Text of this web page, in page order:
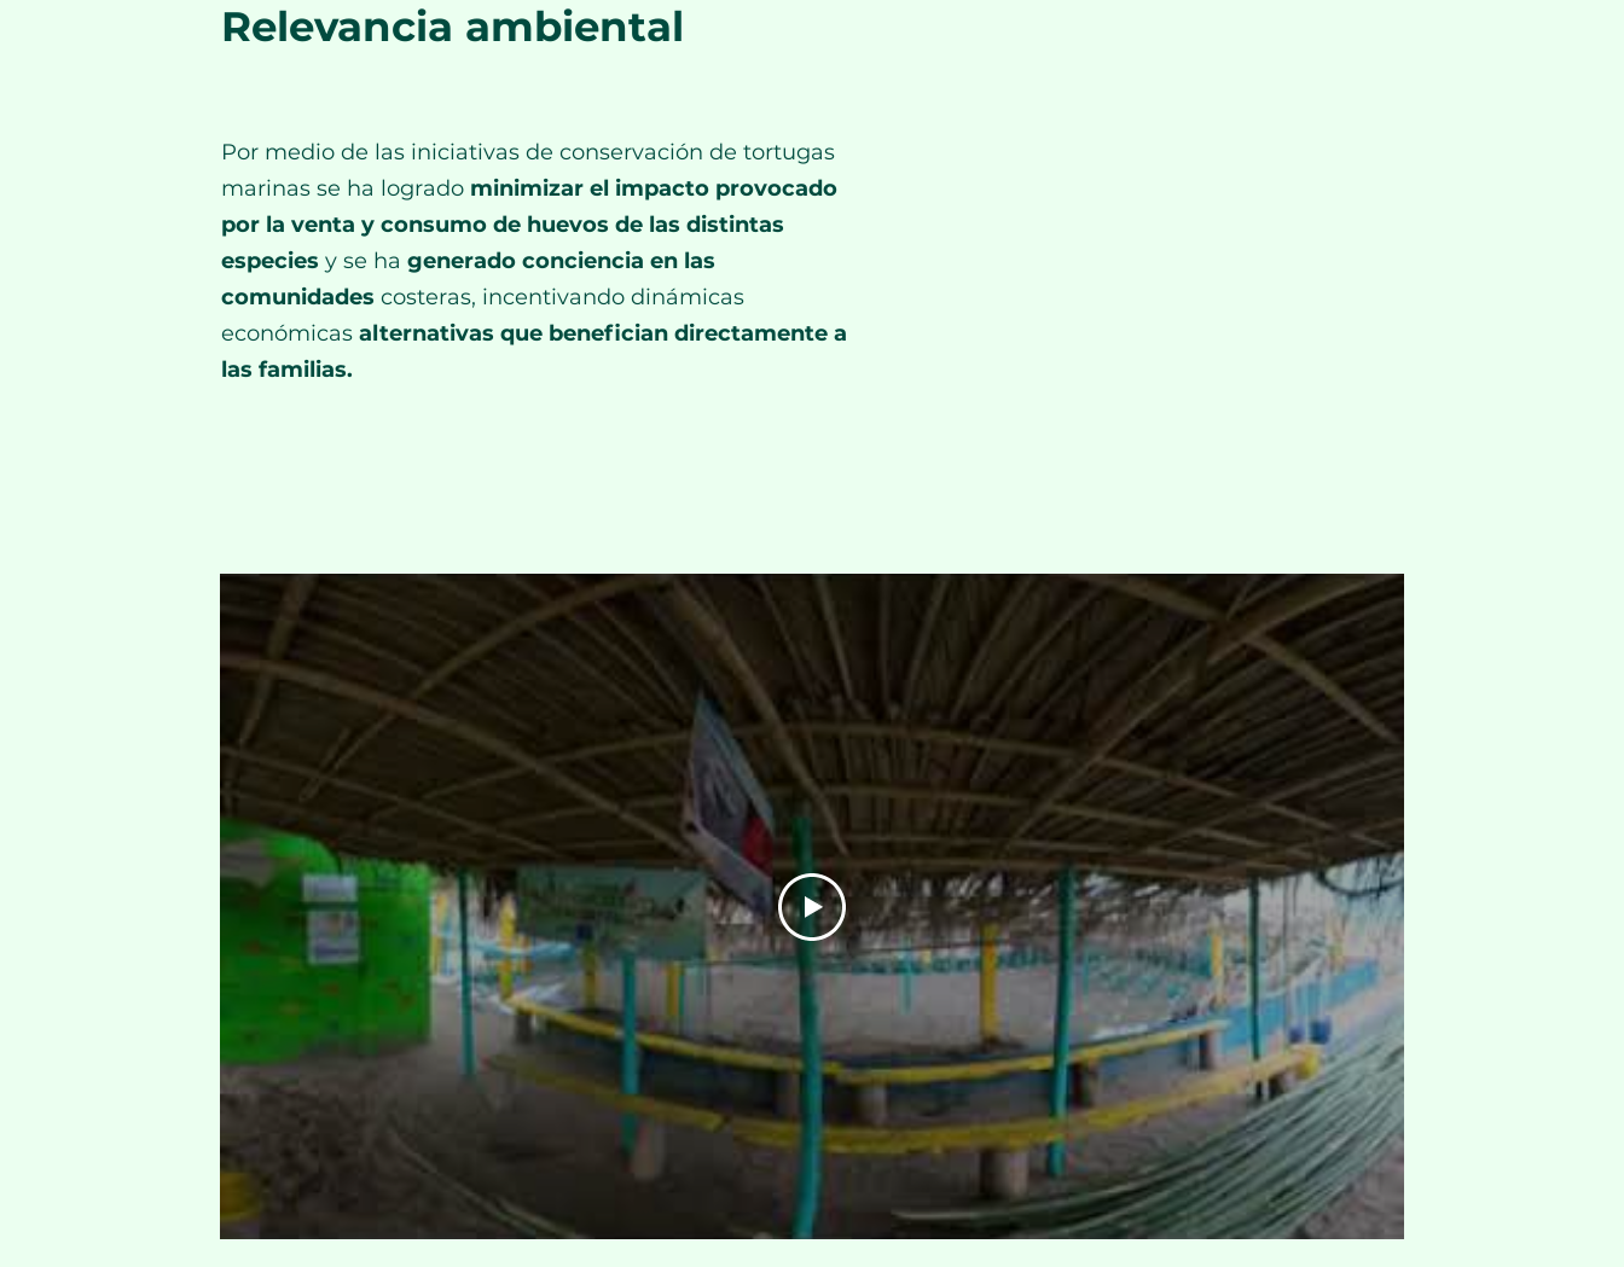
Relevancia ambiental
Por medio de las iniciativas de conservación de tortugas
marinas se ha logrado minimizar el impacto provocado
por la venta y consumo de huevos de las distintas
especies y se ha generado conciencia en las
comunidades costeras, incentivando dinámicas
económicas alternativas que benefician directamente a
las familias.